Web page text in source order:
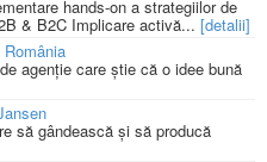
hands-on a strategiilor de
& B2C Implicare activă... [detalii]
agenție care știe că o idee bună
să gândească și să producă